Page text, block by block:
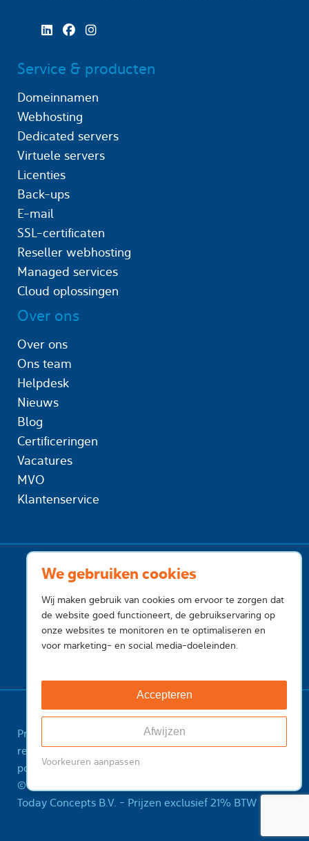
We gebruiken cookies
Wij maken gebruik van cookies om ervoor te zorgen dat
de website goed functioneert, de gebruikservaring op
onze websites te monitoren en te optimaliseren en
voor marketing- en social media-doeleinden.
Accepteren
Afwijzen
Voorkeuren aanpassen
Service & producten
Domeinnamen
Webhosting
Dedicated servers
Virtuele servers
Licenties
Back-ups
E-mail
SSL-certificaten
Reseller webhosting
Managed services
Cloud oplossingen
Over ons
Over ons
Ons team
Helpdesk
Nieuws
Blog
Certificeringen
Vacatures
MVO
Klantenservice
Privacy Voorwaarden
registry
Feedback Sitemap
ICANN Registrant
policy
Misbruik melden
© 2001-2026 InternetToday, is een handelsnaam van
Today Concepts B.V. - Prijzen exclusief 21% BTW